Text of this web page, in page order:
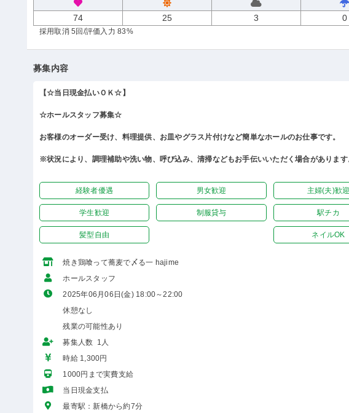
74 25 3 0
採用取消 5回 /評価入力 83%
募集内容
【☆当日現金払いＯＫ☆】
☆ホールスタッフ募集☆
お客様のオーダー受け、料理提供、お皿やグラス片付けなど簡単なホールのお仕事です。
※状況により、調理補助や洗い物、呼び込み、清掃などもお手伝いいただく場合があります
経験者優遇 男女歓迎 主婦(夫)歓
学生歓迎 制服貸与 駅チカ
髪型自由 ネイルOK
焼き鶏喰って蕎麦で〆る一 hajime
ホールスタッフ
2025年06月06日(金) 18:00～22:00
休憩なし
残業の可能性あり
募集人数 1人
時給 1,300円
1000円まで実費支給
当日現金支払
最寄駅：新橋から約7分